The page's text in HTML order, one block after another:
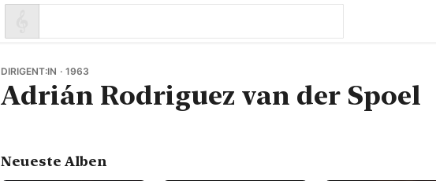
DIRIGENT:IN · 1963
Adrián Rodriguez van der Spoel
Neueste Alben